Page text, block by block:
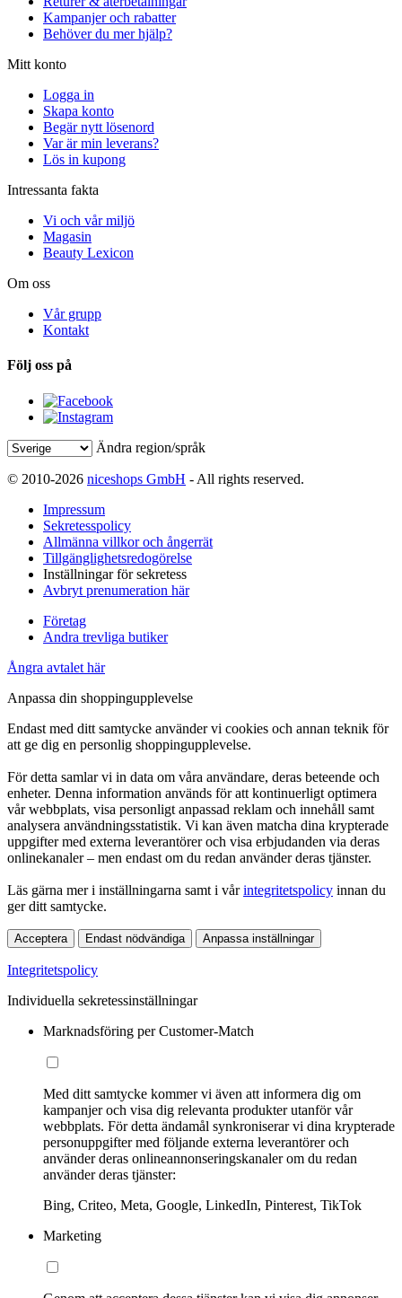
Kampanjer och rabatter
Behöver du mer hjälp?
Mitt konto
Logga in
Skapa konto
Begär nytt lösenord
Var är min leverans?
Lös in kupong
Intressanta fakta
Vi och vår miljö
Magasin
Beauty Lexicon
Om oss
Vår grupp
Kontakt
Följ oss på
Ändra region/språk
© 2010-2026 niceshops GmbH - All rights reserved.
Impressum
Sekretesspolicy
Allmänna villkor och ångerrät
Tillgänglighetsredogörelse
Inställningar för sekretess
Avbryt prenumeration här
Företag
Andra trevliga butiker
Ångra avtalet här
Anpassa din shoppingupplevelse
Endast med ditt samtycke använder vi cookies och annan teknik för
att ge dig en personlig shoppingupplevelse.
För detta samlar vi in data om våra användare, deras beteende och
enheter. Denna information används för att kontinuerligt optimera
vår webbplats, visa personligt anpassad reklam och innehåll samt
analysera användningsstatistik. Vi kan även matcha dina krypterade
uppgifter med externa leverantörer och visa erbjudanden via deras
onlinekanaler – men endast om du redan använder deras tjänster.
Läs gärna mer i inställningarna samt i vårintegritetspolicy innan du
ger ditt samtycke.
Acceptera Endast nödvändiga Anpassa inställningar
Integritetspolicy
Individuella sekretessinställningar
Marknadsföring per Customer-Match
Med ditt samtycke kommer vi även att informera dig om
kampanjer och visa dig relevanta produkter utanför vår
webbplats. För detta ändamål synkroniserar vi dina krypterade
personuppgifter med följande externa leverantörer och
använder deras onlineannonseringskanaler om du redan
använder deras tjänster:
Bing, Criteo, Meta, Google, LinkedIn, Pinterest, TikTok
Marketing